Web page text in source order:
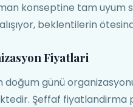
konseptine tam uyum
beklentilerin
Fiyatlari
günü
Şeffaf